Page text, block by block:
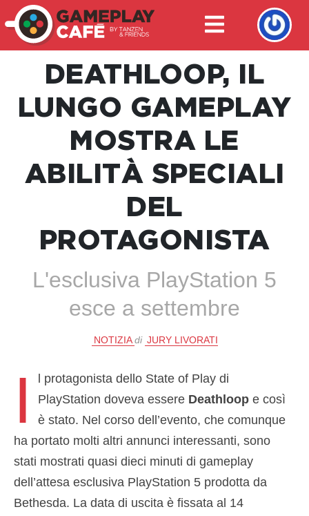
DEATHLOOP, IL
LUNGO GAMEPLAY
MOSTRA LE
ABILITÀ SPECIALI
DEL
PROTAGONISTA
L'esclusiva PlayStation 5
esce a settembre
NOTIZIA di JURY LIVORATI
I
l protagonista dello State of Play di
PlayStation doveva essere Deathloope così
è stato. Nel corso dell’evento, che comunque
ha portato molti altri annunci interessanti, sono
stati mostrati quasi dieci minuti di gameplay
dell’attesa esclusiva PlayStation 5 prodotta da
Bethesda. La data di uscita è fissata al 14